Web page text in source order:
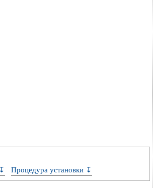
Процедура установки ↧